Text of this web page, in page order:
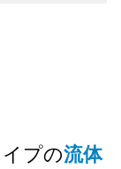
プの流体